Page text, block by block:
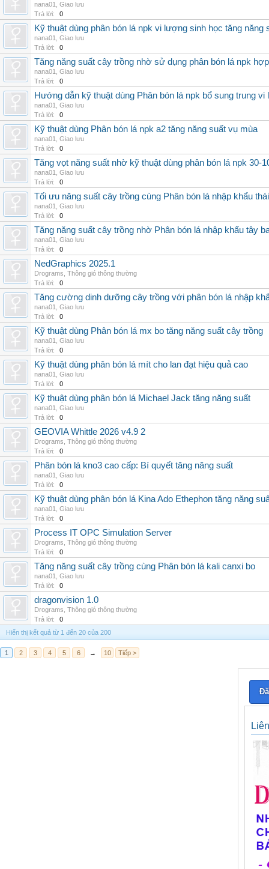
nana01
Giao lưu
Trả lời:
0
Kỹ thuật dùng phân bón lá npk vi lượng sinh học tăng năng
nana01
Giao lưu
Trả lời:
0
Tăng năng suất cây trồng nhờ sử dụng phân bón lá npk
nana01
Giao lưu
Trả lời:
0
Hướng dẫn kỹ thuật dùng Phân bón lá npk bổ sung trung vi
nana01
Giao lưu
Trả lời:
0
Kỹ thuật dùng Phân bón lá npk a2 tăng năng suất vụ mùa
nana01
Giao lưu
Trả lời:
0
Tăng vọt năng suất nhờ kỹ thuật dùng phân bón lá npk 30-
nana01
Giao lưu
Trả lời:
0
Tối ưu năng suất cây trồng cùng Phân bón lá nhập khẩu
nana01
Giao lưu
Trả lời:
0
Tăng năng suất cây trồng nhờ Phân bón lá nhập khẩu tây
nana01
Giao lưu
Trả lời:
0
NedGraphics 2025.1
Drograms Thông gió thông thường
Trả lời:
0
Tăng cường dinh dưỡng cây trồng với phân bón lá nhập
nana01
Giao lưu
Trả lời:
0
Kỹ thuật dùng Phân bón lá mx bo tăng năng suất cây trồng
nana01
Giao lưu
Trả lời:
0
Kỹ thuật dùng phân bón lá mít cho lan đạt hiệu quả cao
nana01
Giao lưu
Trả lời:
0
Kỹ thuật dùng phân bón lá Michael Jack tăng năng suất
nana01
Giao lưu
Trả lời:
0
GEOVIA Whittle 2026 v4.9 2
Drograms Thông gió thông thường
Trả lời:
0
Phân bón lá kno3 cao cấp: Bí quyết tăng năng suất
nana01
Giao lưu
Trả lời:
0
Kỹ thuật dùng phân bón lá Kina Ado Ethephon tăng năng
nana01
Giao lưu
Trả lời:
0
Process IT OPC Simulation Server
Drograms Thông gió thông thường
Trả lời:
0
Tăng năng suất cây trồng cùng Phân bón lá kali canxi bo
nana01
Giao lưu
Trả lời:
0
dragonvision 1.0
Drograms Thông gió thông thường
Trả lời:
0
Hiển thị kết quả từ 1 đến 20 của 200
1 2 3 4 5 6 → 10 Tiếp >